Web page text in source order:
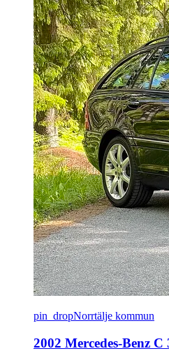
pin_dropNorrtälje kommun
2002 Mercedes-Benz C